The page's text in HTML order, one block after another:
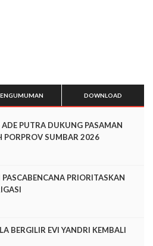
DOWNLOAD
PUTRA DUKUNG PASAMAN
PORPROV SUMBAR 2026
PRIORITASKAN
BERGILIR EVI YANDRI KEMBALI